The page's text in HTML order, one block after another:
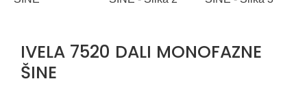
IVELA 7520 DALI MONOFAZNE
ŠINE